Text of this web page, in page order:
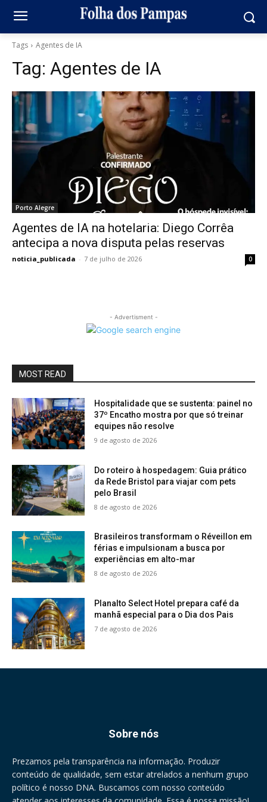
Tags Agentes de IA
Tag: Agentes de IA
Porto Alegre
Agentes de IA na hotelaria: Diego Corrêa
antecipa a nova disputa pelas reservas
noticia_publicada - 7 de julho de 2026 0
- Advertisment -
MOST READ
Hospitalidade que se sustenta: painel no
37º Encatho mostra por que só treinar
equipes não resolve
9 de agosto de 2026
Do roteiro à hospedagem: Guia prático
da Rede Bristol para viajar com pets
pelo Brasil
8 de agosto de 2026
Brasileiros transformam o Réveillon em
férias e impulsionam a busca por
experiências em alto-mar
8 de agosto de 2026
Planalto Select Hotel prepara café da
manhã especial para o Dia dos Pais
7 de agosto de 2026
Sobre nós
Prezamos pela transparência na informação. Produzir
conteúdo de qualidade, sem estar atrelados a nenhum grupo
político é nosso DNA. Buscamos com nosso conteúdo